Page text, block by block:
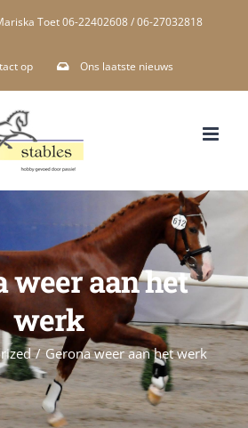
Toet 06-22402608 / 06-27032818
op Ons laatste nieuws
weer aan het
werk
/ Gerona weer aan het werk